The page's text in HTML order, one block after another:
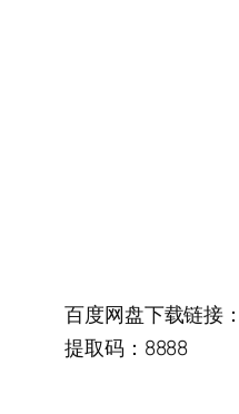
百度网盘下载链接：
提取码：8888